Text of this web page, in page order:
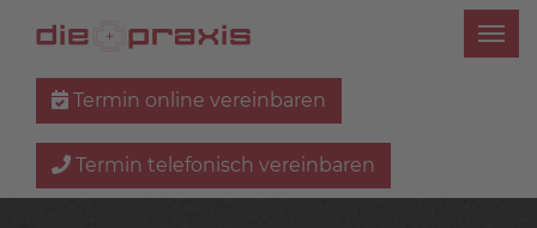
Termin online vereinbaren
Termin telefonisch vereinbaren